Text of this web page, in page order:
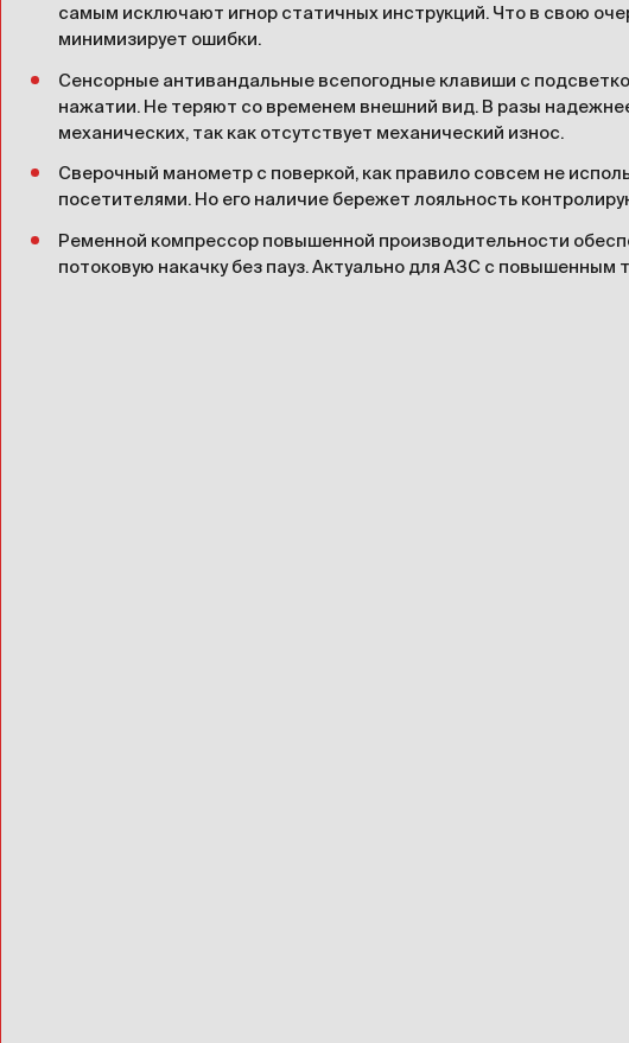
самым исключают игнор статичных инструкций. Что в свою
минимизирует ошибки.
Сенсорные антивандальные всепогодные клавиши с
нажатии. Не теряют со временем внешний вид. В разы
механических, так как отсутствует механический износ.
Сверочный манометр с поверкой, как правило совсем не
посетителями. Но его наличие бережет лояльность
Ременной компрессор повышенной производительности
потоковую накачку без пауз. Актуально для АЗС с повышенным